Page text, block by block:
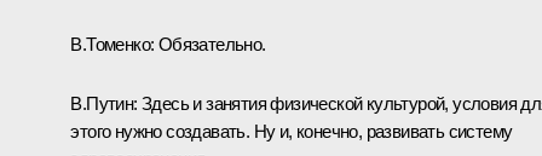
В.Томенко: Обязательно.
В.Путин: Здесь и занятия физической культурой, условия
этого нужно создавать. Ну и, конечно, развивать систему